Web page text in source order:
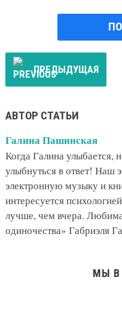
ПРЕДЫДУЩАЯ
АВТОР СТАТЬИ
Галина Пашинская
Когда Галина улыбается,
улыбнуться в ответ! Наш
электронную музыку и
интересуется
лучше, чем вчера.
одиночества» Габриэля
МЫ В